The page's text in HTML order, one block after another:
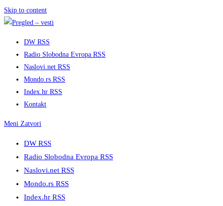
Skip to content
DW RSS
Radio Slobodna Evropa RSS
Naslovi.net RSS
Mondo.rs RSS
Index.hr RSS
Kontakt
Meni Zatvori
DW RSS
Radio Slobodna Evropa RSS
Naslovi.net RSS
Mondo.rs RSS
Index.hr RSS